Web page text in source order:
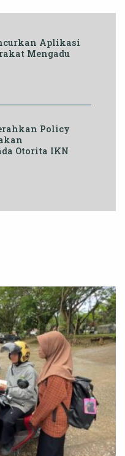
Aplikasi
Mengadu
Policy
Otorita IKN